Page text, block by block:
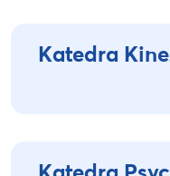
Katedra